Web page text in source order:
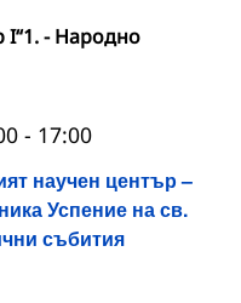
I“1. - Народно
научен център –
Успение на св.
събития
- 17:00